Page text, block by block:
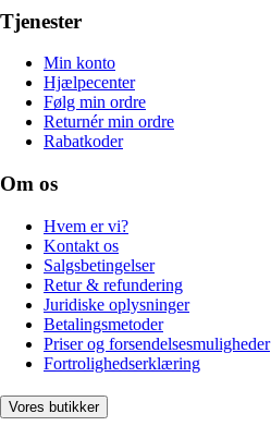
Tjenester
Min konto
Hjælpecenter
Følg min ordre
Returnér min ordre
Rabatkoder
Om os
Hvem er vi?
Kontakt os
Salgsbetingelser
Retur & refundering
Juridiske oplysninger
Betalingsmetoder
Priser og forsendelsesmuligheder
Fortrolighedserklæring
Vores butikker